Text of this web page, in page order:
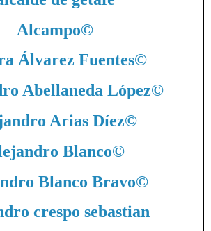
Alcampo©
Álvarez Fuentes©
Abellaneda López©
Arias Díez©
Blanco©
Blanco Bravo©
crespo sebastian